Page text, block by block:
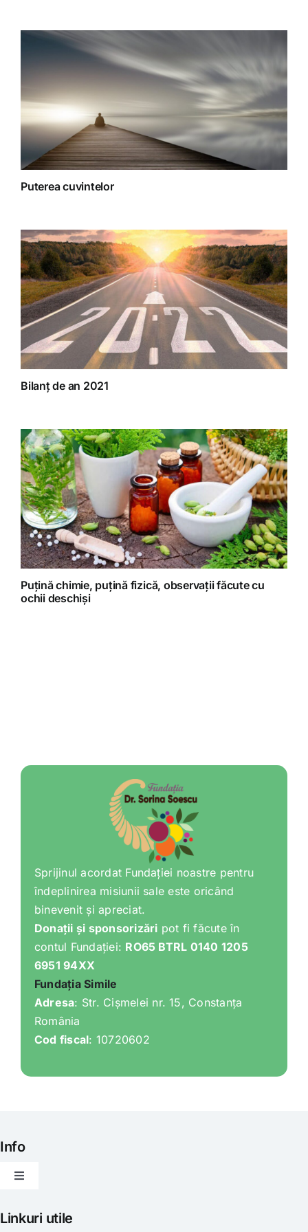
Puterea cuvintelor
Bilanț de an 2021
Puțină chimie, puțină fizică, observații făcute cu
ochii deschiși
Sprijinul acordat Fundației noastre pentru
îndeplinirea misiunii sale este oricând
binevenit și apreciat.
Donații și sponsorizări pot fi făcute în
contul Fundației: RO65 BTRL 0140 1205
6951 94XX
Fundația Simile
Adresa: Str. Cișmelei nr. 15, Constanța
România
Cod fiscal: 10720602
Info
Toggle
Articole
Linkuri utile